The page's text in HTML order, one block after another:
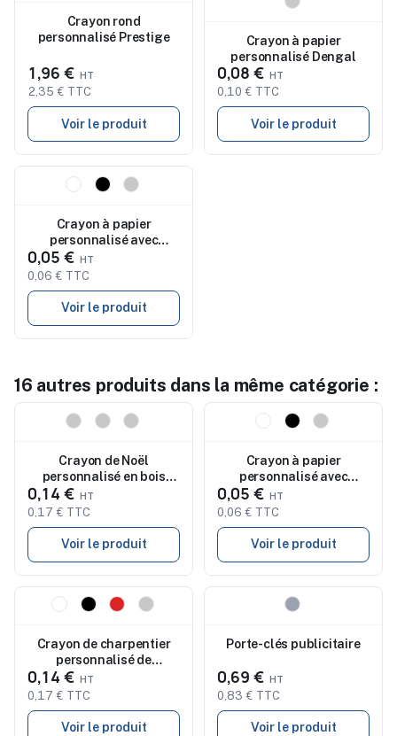
Crayon rond
personnalisé Prestige
1,96 €
2,35 € TTC
Voir le produit
Crayon à papier
personnalisé Dengal
0,08 €
0,10 € TTC
Voir le produit
Nouveau
Crayon à papier
personnalisé avec
gomme - STOMP SHARP
0,05 €
0,06 € TTC
Voir le produit
16 autres produits dans la même catégorie :
Nouveau
Crayon de Noël
personnalisé en bois
avec gomme NUSS
0,14 €
0,17 € TTC
Voir le produit
Nouveau
Crayon à papier
personnalisé avec
gomme - STOMP SHARP
0,05 €
0,06 € TTC
Voir le produit
Nouveau
Crayon de charpentier
personnalisé de
précision pas cher
MADEROS
0,14 €
0,17 € TTC
Voir le produit
Porte-clés publicitaire
0,69 €
0,83 € TTC
Voir le produit